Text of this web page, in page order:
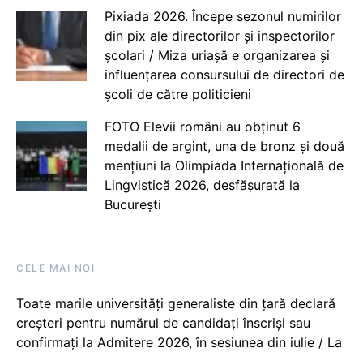
Pixiada 2026. Începe sezonul numirilor
din pix ale directorilor și inspectorilor
școlari / Miza uriașă e organizarea și
influențarea consursului de directori de
școli de către politicieni
FOTO Elevii români au obținut 6
medalii de argint, una de bronz și două
mențiuni la Olimpiada Internațională de
Lingvistică 2026, desfășurată la
București
CELE MAI NOI
Toate marile universități generaliste din țară declară
creșteri pentru numărul de candidați înscriși sau
confirmați la Admitere 2026, în sesiunea din iulie / La